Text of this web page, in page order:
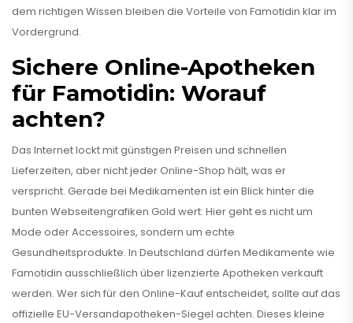
dem richtigen Wissen bleiben die Vorteile von Famotidin klar im
Vordergrund.
Sichere Online-Apotheken
für Famotidin: Worauf
achten?
Das Internet lockt mit günstigen Preisen und schnellen
Lieferzeiten, aber nicht jeder Online-Shop hält, was er
verspricht. Gerade bei Medikamenten ist ein Blick hinter die
bunten Webseitengrafiken Gold wert: Hier geht es nicht um
Mode oder Accessoires, sondern um echte
Gesundheitsprodukte. In Deutschland dürfen Medikamente wie
Famotidin ausschließlich über lizenzierte Apotheken verkauft
werden. Wer sich für den Online-Kauf entscheidet, sollte auf das
offizielle EU-Versandapotheken-Siegel achten. Dieses kleine